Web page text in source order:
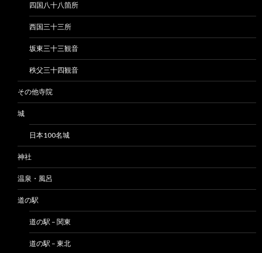
四国八十八箇所
西国三十三所
坂東三十三観音
秩父三十四観音
その他寺院
城
日本100名城
神社
温泉・風呂
道の駅
道の駅 – 関東
道の駅 – 東北